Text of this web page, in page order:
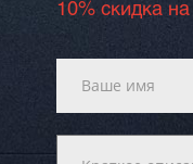
10% скидка